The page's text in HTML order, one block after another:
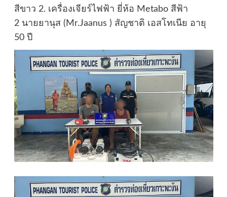
สีขาว 2. เครื่องเจียร์ไฟฟ้า ยี่ห้อ Metabo สีฟ้า
2 นายยานุส (Mr.Jaanus ) สัญชาติ เอสโทเนีย อายุ
50 ปี